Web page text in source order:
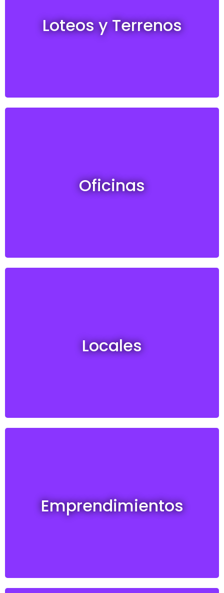
Loteos y Terrenos
Oficinas
Locales
Emprendimientos